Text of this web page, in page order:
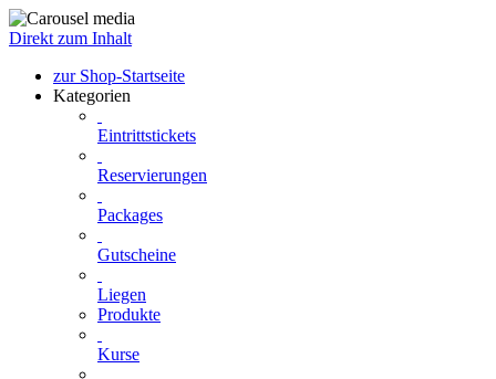
Direkt zum Inhalt
zur Shop-Startseite
Kategorien
Eintrittstickets
Reservierungen
Packages
Gutscheine
Liegen
Produkte
Kurse